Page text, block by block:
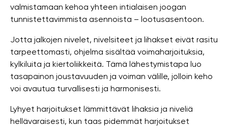
valmistamaan kehoa yhteen intialaisen joogan
tunnistettavimmista asennoista – lootusasentoon.
Jotta jalkojen nivelet, nivelsiteet ja lihakset eivät rasitu
tarpeettomasti, ohjelma sisältää voimaharjoituksia,
kylkiluita ja kiertoliikkeitä. Tämä lähestymistapa luo
tasapainon joustavuuden ja voiman välille, jolloin keho
voi avautua turvallisesti ja harmonisesti.
Lyhyet harjoitukset lämmittävät lihaksia ja niveliä
hellävaraisesti, kun taas pidemmät harjoitukset